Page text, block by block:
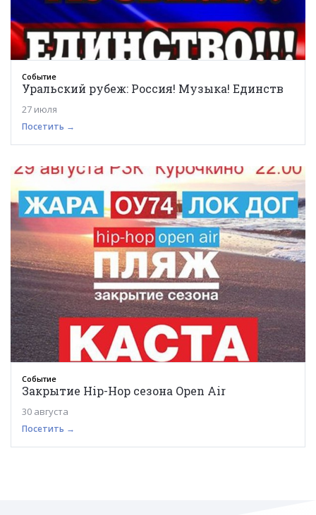
Событие
Уральский рубеж: Россия! Музыка! Единств
27 июля
Посетить →
Событие
Закрытие Hip-Hop сезона Open Air
30 августа
Посетить →